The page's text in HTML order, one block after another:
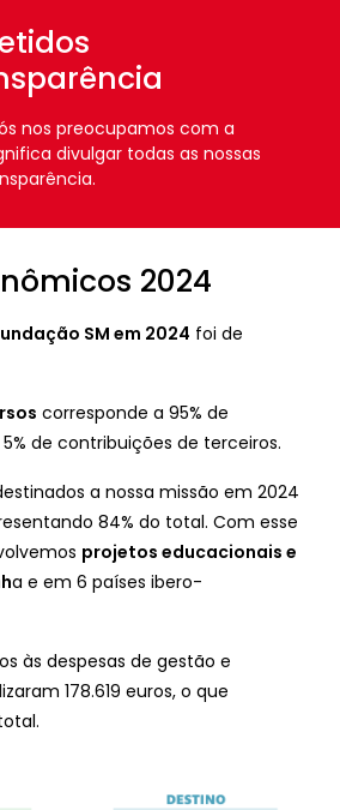
nos preocupamos com a
divulgar todas as nossas
2024
SM em 2024 foi de
corresponde a 95% de
de contribuições de terceiros.
a nossa missão em 2024
84% do total. Com esse
projetos educacionais e
a e em 6 países ibero-
às despesas de gestão e
178.619 euros, o que